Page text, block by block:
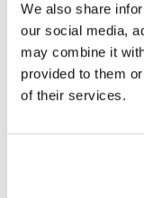
We also share
our social media,
may combine it
provided to them
of their services.